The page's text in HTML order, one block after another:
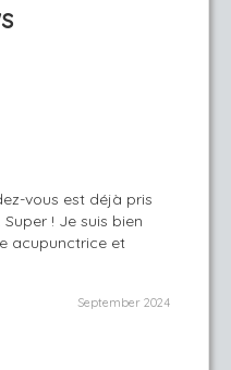
vous est déjà pris
! Je suis bien
acupunctrice et
September 2024